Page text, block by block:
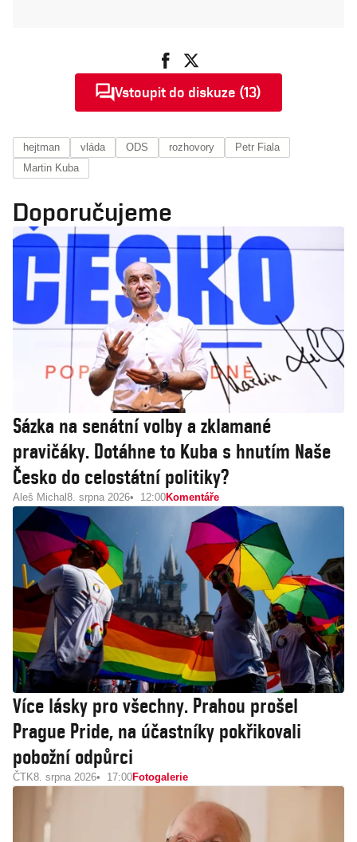
Vstoupit do diskuze (13)
hejtman vláda ODS rozhovory
Petr Fiala
Martin Kuba
Doporučujeme
Sázka na senátní volby a zklamané
pravičáky. Dotáhne to Kuba s hnutím Naše
Česko do celostátní politiky?
Aleš Michal 8. srpna 2026 12:00Komentáře
Více lásky pro všechny. Prahou prošel
Prague Pride, na účastníky pokřikovali
pobožní odpůrci
ČTK8. srpna 2026 17:00Fotogalerie